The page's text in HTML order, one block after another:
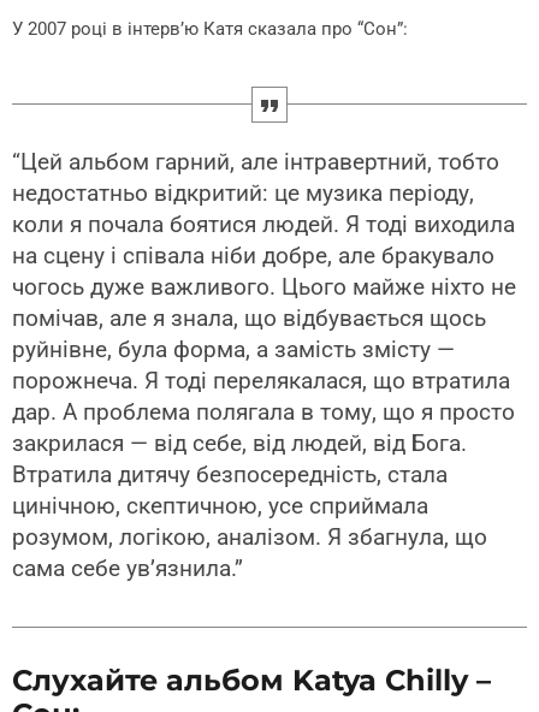
У 2007 році в інтерв’ю Катя сказала про “Сон”:
“Цей альбом гарний, але інтравертний, тобто
недостатньо відкритий: це музика періоду,
коли я почала боятися людей. Я тоді виходила
на сцену і співала ніби добре, але бракувало
чогось дуже важливого. Цього майже ніхто не
помічав, але я знала, що відбувається щось
руйнівне, була форма, а замість змісту —
порожнеча. Я тоді перелякалася, що втратила
дар. А проблема полягала в тому, що я просто
закрилася — від себе, від людей, від Бога.
Втратила дитячу безпосередність, стала
цинічною, скептичною, усе сприймала
розумом, логікою, аналізом. Я збагнула, що
сама себе ув’язнила.”
Слухайте альбом Katya Chilly –